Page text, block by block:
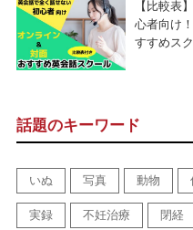
【比較表
心者向け
すすめス
話題のキーワード
いぬ 写真 動物
実録 不妊治療 閉経